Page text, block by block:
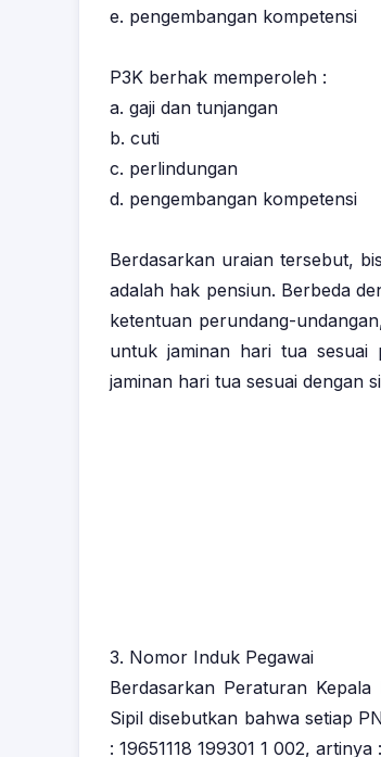
e. pengembangan kompetensi
P3K berhak memperoleh :
a. gaji dan tunjangan
b. cuti
c. perlindungan
d. pengembangan kompetensi
Berdasarkan uraian tersebut,
adalah hak pensiun. Berbeda
ketentuan perundang-
untuk jaminan hari tua sesuai
jaminan hari tua sesuai dengan
3. Nomor Induk Pegawai
Berdasarkan Peraturan
Sipil disebutkan bahwa setiap
: 19651118 199301 1 002, artinya :